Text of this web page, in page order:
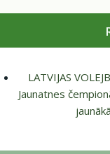
LATVIJAS
Jaunatnes